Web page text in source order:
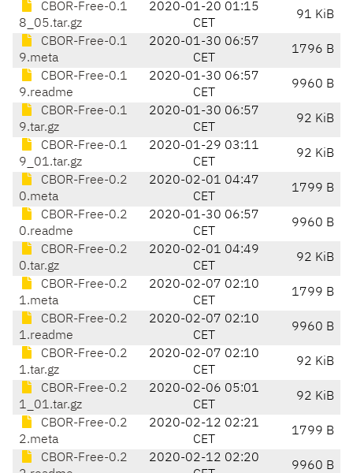
CBOR-Free-0.1
8_05.tar.gz
2020-01-20 01:15
CET
91 KiB
CBOR-Free-0.1
9.meta
2020-01-30 06:57
CET
1796 B
CBOR-Free-0.1
9.readme
2020-01-30 06:57
CET
9960 B
CBOR-Free-0.1
9.tar.gz
2020-01-30 06:57
CET
92 KiB
CBOR-Free-0.1
9_01.tar.gz
2020-01-29 03:11
CET
92 KiB
CBOR-Free-0.2
0.meta
2020-02-01 04:47
CET
1799 B
CBOR-Free-0.2
0.readme
2020-01-30 06:57
CET
9960 B
CBOR-Free-0.2
0.tar.gz
2020-02-01 04:49
CET
92 KiB
CBOR-Free-0.2
1.meta
2020-02-07 02:10
CET
1799 B
CBOR-Free-0.2
1.readme
2020-02-07 02:10
CET
9960 B
CBOR-Free-0.2
1.tar.gz
2020-02-07 02:10
CET
92 KiB
CBOR-Free-0.2
1_01.tar.gz
2020-02-06 05:01
CET
92 KiB
CBOR-Free-0.2
2.meta
2020-02-12 02:21
CET
1799 B
CBOR-Free-0.2
2020-02-12 02:20
9960 B